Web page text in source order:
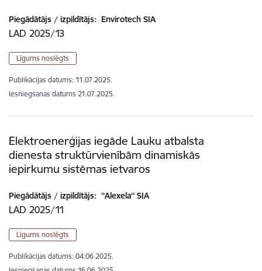
Piegādātājs / izpildītājs: Envirotech SIA
LAD 2025/13
Līgums noslēgts
Publikācijas datums: 11.07.2025.
Iesniegšanas datums 21.07.2025.
Elektroenerģijas iegāde Lauku atbalsta
dienesta struktūrvienībām dinamiskās
iepirkumu sistēmas ietvaros
Piegādātājs / izpildītājs: ''Alexela'' SIA
LAD 2025/11
Līgums noslēgts
Publikācijas datums: 04.06.2025.